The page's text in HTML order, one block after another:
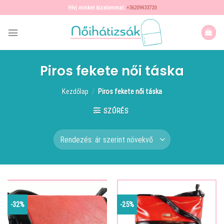
to
content
Hívj minket bizalommal: +36209433720
Piros fekete női táska
Kezdőlap / Piros fekete női táska
SZŰRÉS
-32% -25%